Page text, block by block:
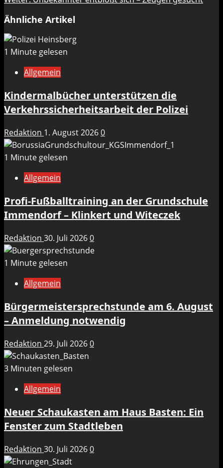
Ähnliche Artikel
1 Minute gelesen
Allgemein
Kindermalbücher unterstützen die
Verkehrssicherheitsarbeit der Polizei
Redaktion 1. August 20260
1 Minute gelesen
Allgemein
Profi-Fußballtraining an der Grundschule
Immendorf – Klinkert und Witeczek
Redaktion 30. Juli 20260
1 Minute gelesen
Allgemein
Bürgermeistersprechstunde am 6. August
– Anmeldung notwendig
Redaktion 29. Juli 20260
3 Minuten gelesen
Allgemein
Neuer Schaukasten am Haus Basten: Ein
Fenster zum Stadtleben
Redaktion 30. Juli 20260